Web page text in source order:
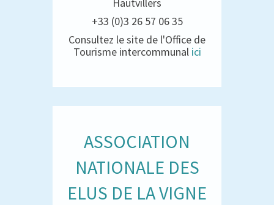
Hautvillers
+33 (0)3 26 57 06 35
Consultez le site de l'Office de
Tourisme intercommunal ici
ASSOCIATION
NATIONALE DES
ELUS DE LA VIGNE